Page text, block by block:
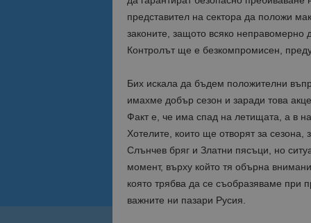
представител на сектора да положи
законите, защото всяко неправомерно
Контролът ще е безкомпромисен,
Бих искала да бъдем положителни
имахме добър сезон и заради това
Факт е, че има спад на летищата, а в
Хотелите, които ще отворят за
Слънчев бряг и Златни пясъци, но
момент, върху който тя обърна
която трябва да се съобразяваме при
важните ни пазари Русия.